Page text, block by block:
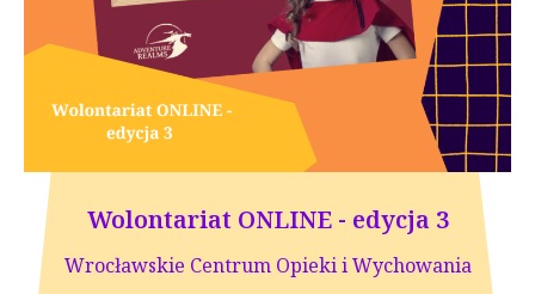
Wolontariat ONLINE - edycja 3
Wrocławskie Centrum Opieki i Wychowania